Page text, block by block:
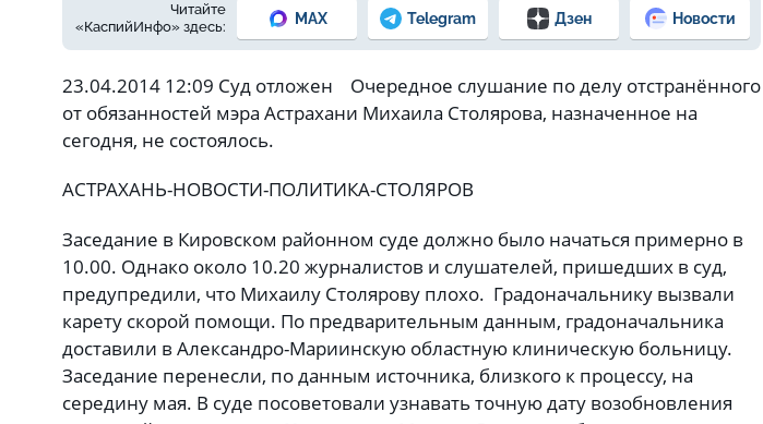
Читайте
«КаспийИнфо» здесь:
MAX Telegram Дзен Новости
23.04.2014 12:09 Суд отложен Очередное слушание по делу отстранённого
от обязанностей мэра Астрахани Михаила Столярова, назначенное на
сегодня, не состоялось.
АСТРАХАНЬ-НОВОСТИ-ПОЛИТИКА-СТОЛЯРОВ
Заседание в Кировском районном суде должно было начаться примерно в
10.00. Однако около 10.20 журналистов и слушателей, пришедших в суд,
предупредили, что Михаилу Столярову плохо. Градоначальнику вызвали
карету скорой помощи. По предварительным данным, градоначальника
доставили в Александро-Мариинскую областную клиническую больницу.
Заседание перенесли, по данным источника, близкого к процессу, на
середину мая. В суде посоветовали узнавать точную дату возобновления